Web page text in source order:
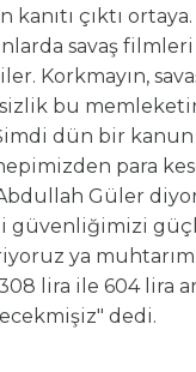
kanıtı çıktı
savaş
Korkmayın,
bu
dün bir
para
Güler
güvenliğimizi
ya
lira ile 604 lira
dedi.